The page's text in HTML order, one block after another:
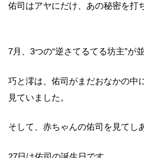
佑司はアヤにだけ、あの秘密を打
7月、3つの“逆さてるてる坊主”が
巧と澪は、佑司がまだおなかの中
見ていました。
そして、赤ちゃんの佑司を見てし